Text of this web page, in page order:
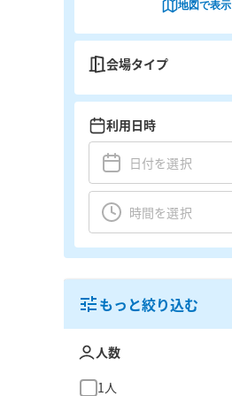
地図で表示
会場タイプ
利用日時
もっと絞り込む
人数
1人